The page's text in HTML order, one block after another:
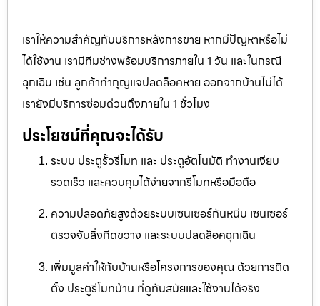
เราให้ความสำคัญกับบริการหลังการขาย หากมีปัญหาหรือไม่
ได้ใช้งาน เรามีทีมช่างพร้อมบริการภายใน 1 วัน และในกรณี
ฉุกเฉิน เช่น ลูกค้าทำกุญแจปลดล็อคหาย ออกจากบ้านไม่ได้
เรายังมีบริการซ่อมด่วนถึงภายใน 1 ชั่วโมง
ประโยชน์ที่คุณจะได้รับ
ระบบ ประตูรั้วรีโมท และ ประตูอัตโนมัติ ทำงานเงียบ
รวดเร็ว และควบคุมได้ง่ายจากรีโมทหรือมือถือ
ความปลอดภัยสูงด้วยระบบเซนเซอร์กันหนีบ เซนเซอร์
ตรวจจับสิ่งกีดขวาง และระบบปลดล็อคฉุกเฉิน
เพิ่มมูลค่าให้กับบ้านหรือโครงการของคุณ ด้วยการติด
ตั้ง ประตูรีโมทบ้าน ที่ดูทันสมัยและใช้งานได้จริง